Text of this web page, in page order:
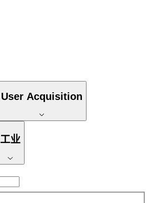
User Acquisition
工业